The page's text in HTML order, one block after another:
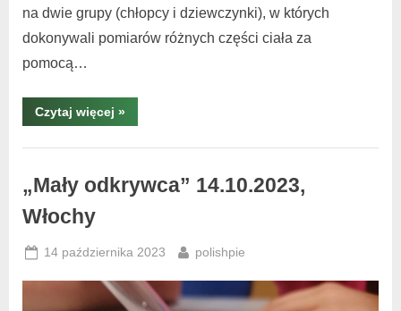
na dwie grupy (chłopcy i dziewczynki), w których
dokonywali pomiarów różnych części ciała za
pomocą…
Czytaj więcej »
spotkania
,
Włochy
„Mały odkrywca” 14.10.2023,
Włochy
14 października 2023 polishpie